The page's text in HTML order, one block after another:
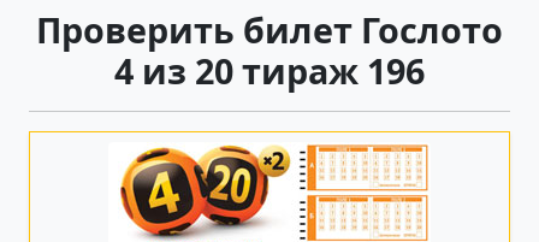
Проверить билет Гослото
4 из 20 тираж 196